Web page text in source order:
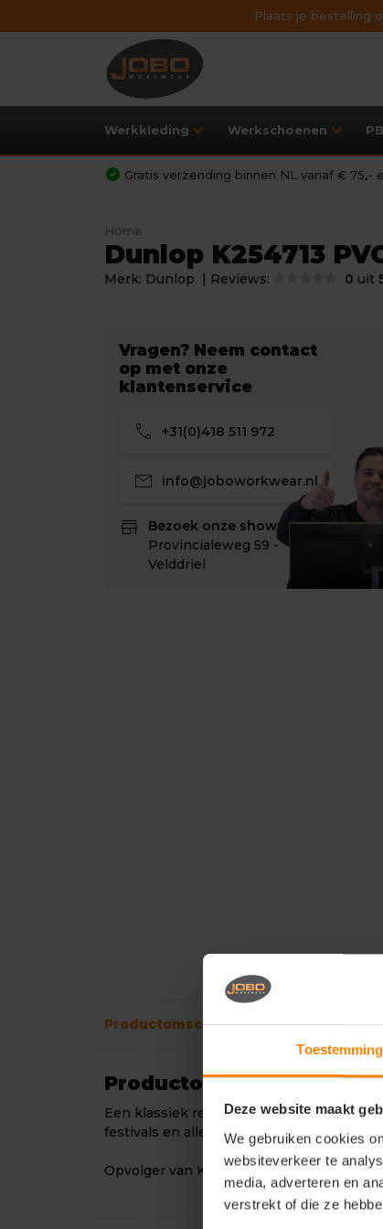
Toestemming
Deze website maakt
We gebruiken cookies
websiteverkeer te
media, adverteren en
verstrekt of die ze
Plaats je bestelling
Werkkleding Werkschoenen
Gratis verzending binnen NL vanaf € 75,-
Home
Dunlop K254713
Merk: Dunlop | Reviews: 0 uit
Vragen? Neem contact
op met onze
klantenservice
call +31(0)418 511 972
mail info@joboworkwear.nl
store
Bezoek onze showroom:
Provincialeweg 59 -
Velddriel
Productomschrijving
Productomschrijving
Een klassiek retro-ontwerp, met deze
festivals en alle buitenactiviteiten.
Opvolger van K254711